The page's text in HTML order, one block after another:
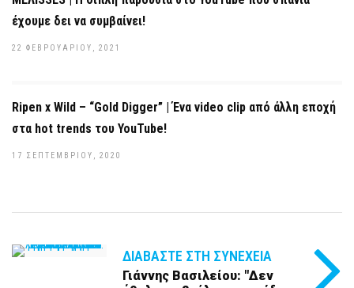
έχουμε δει να συμβαίνει!
22 ΦΕΒΡΟΥΑΡΊΟΥ, 2021
Ripen x Wild – “Gold Digger” | Ένα video clip από άλλη εποχή
στα hot trends του YouTube!
17 ΣΕΠΤΕΜΒΡΊΟΥ, 2020
ΔΙΑΒΆΣΤΕ ΣΤΗ ΣΥΝΈΧΕΙΑ
Γιάννης Βασιλείου: "Δεν